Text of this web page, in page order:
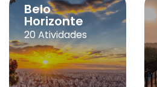
Belo
Horizonte
20 Atividades